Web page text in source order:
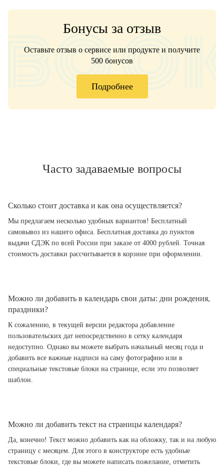
Бонусы за отзыв
Оставьте отзыв о сервисе или продукте и получите
500 бонусов
Подробнее
Часто задаваемые вопросы
Сколько стоит доставка и как она осуществляется?
Мы предлагаем несколько удобных вариантов! Бесплатный
самовывоз из нашего офиса. Бесплатная доставка до пунктов
выдачи СДЭК по всей России при заказе от 4000 рублей. Точная
стоимость доставки рассчитывается в корзине при оформлении.
Можно ли добавить в календарь свои даты: дни рождения,
праздники?
К сожалению, в текущей версии редактора добавление
пользовательских дат непосредственно в сетку календаря
недоступно. Однако вы можете выбрать начальный месяц года и
добавить все важные надписи на саму фотографию или в
специальные текстовые блоки на странице, если это позволяет
шаблон.
Можно ли добавить текст на страницы календаря?
Да, конечно! Текст можно добавить как на обложку, так и на любую
страницу с месяцем. Для этого в конструкторе есть удобные
текстовые блоки, где вы можете написать пожелание, отметить